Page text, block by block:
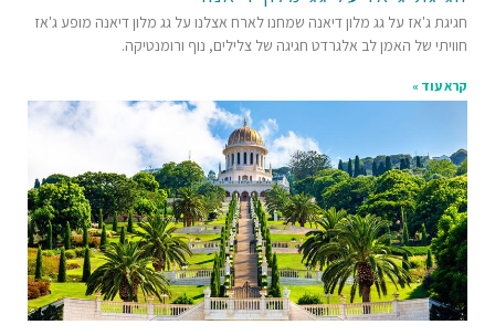
חגיגת ג'אז על גג מלון דיאנה שמחנו לארח אצלנו על גג מלון דיאנה מופע ג'אז
חוויתי של האמן לב אלגרדט חגיגה של צלילים, נוף ורומנטיקה.
קרא עוד »